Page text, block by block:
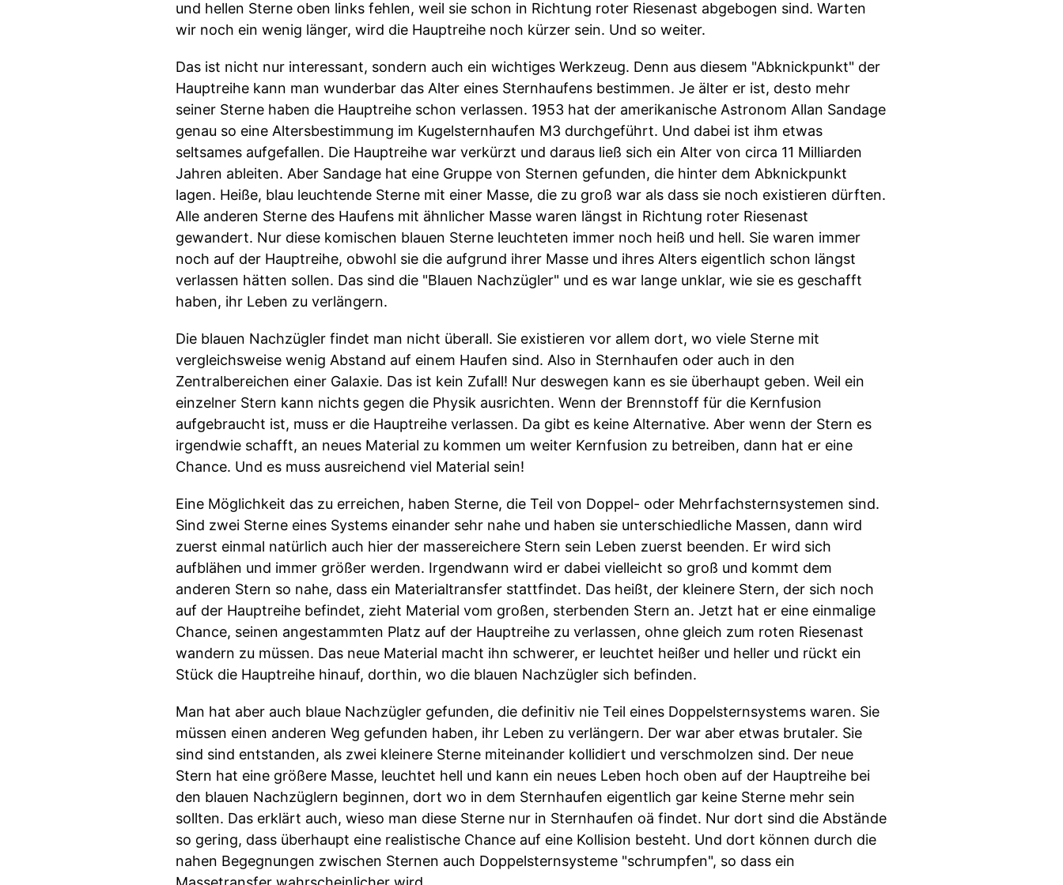
und hellen Sterne oben links fehlen, weil sie schon in Richtung roter Riesenast abgebogen sind. Warten
wir noch ein wenig länger, wird die Hauptreihe noch kürzer sein. Und so weiter.
Das ist nicht nur interessant, sondern auch ein wichtiges Werkzeug. Denn aus diesem "Abknickpunkt" der
Hauptreihe kann man wunderbar das Alter eines Sternhaufens bestimmen. Je älter er ist, desto mehr
seiner Sterne haben die Hauptreihe schon verlassen. 1953 hat der amerikanische Astronom Allan Sandage
genau so eine Altersbestimmung im Kugelsternhaufen M3 durchgeführt. Und dabei ist ihm etwas
seltsames aufgefallen. Die Hauptreihe war verkürzt und daraus ließ sich ein Alter von circa 11 Milliarden
Jahren ableiten. Aber Sandage hat eine Gruppe von Sternen gefunden, die hinter dem Abknickpunkt
lagen. Heiße, blau leuchtende Sterne mit einer Masse, die zu groß war als dass sie noch existieren dürften.
Alle anderen Sterne des Haufens mit ähnlicher Masse waren längst in Richtung roter Riesenast
gewandert. Nur diese komischen blauen Sterne leuchteten immer noch heiß und hell. Sie waren immer
noch auf der Hauptreihe, obwohl sie die aufgrund ihrer Masse und ihres Alters eigentlich schon längst
verlassen hätten sollen. Das sind die "Blauen Nachzügler" und es war lange unklar, wie sie es geschafft
haben, ihr Leben zu verlängern.
Die blauen Nachzügler findet man nicht überall. Sie existieren vor allem dort, wo viele Sterne mit
vergleichsweise wenig Abstand auf einem Haufen sind. Also in Sternhaufen oder auch in den
Zentralbereichen einer Galaxie. Das ist kein Zufall! Nur deswegen kann es sie überhaupt geben. Weil ein
einzelner Stern kann nichts gegen die Physik ausrichten. Wenn der Brennstoff für die Kernfusion
aufgebraucht ist, muss er die Hauptreihe verlassen. Da gibt es keine Alternative. Aber wenn der Stern es
irgendwie schafft, an neues Material zu kommen um weiter Kernfusion zu betreiben, dann hat er eine
Chance. Und es muss ausreichend viel Material sein!
Eine Möglichkeit das zu erreichen, haben Sterne, die Teil von Doppel- oder Mehrfachsternsystemen sind.
Sind zwei Sterne eines Systems einander sehr nahe und haben sie unterschiedliche Massen, dann wird
zuerst einmal natürlich auch hier der massereichere Stern sein Leben zuerst beenden. Er wird sich
aufblähen und immer größer werden. Irgendwann wird er dabei vielleicht so groß und kommt dem
anderen Stern so nahe, dass ein Materialtransfer stattfindet. Das heißt, der kleinere Stern, der sich noch
auf der Hauptreihe befindet, zieht Material vom großen, sterbenden Stern an. Jetzt hat er eine einmalige
Chance, seinen angestammten Platz auf der Hauptreihe zu verlassen, ohne gleich zum roten Riesenast
wandern zu müssen. Das neue Material macht ihn schwerer, er leuchtet heißer und heller und rückt ein
Stück die Hauptreihe hinauf, dorthin, wo die blauen Nachzügler sich befinden.
Man hat aber auch blaue Nachzügler gefunden, die definitiv nie Teil eines Doppelsternsystems waren. Sie
müssen einen anderen Weg gefunden haben, ihr Leben zu verlängern. Der war aber etwas brutaler. Sie
sind sind entstanden, als zwei kleinere Sterne miteinander kollidiert und verschmolzen sind. Der neue
Stern hat eine größere Masse, leuchtet hell und kann ein neues Leben hoch oben auf der Hauptreihe bei
den blauen Nachzüglern beginnen, dort wo in dem Sternhaufen eigentlich gar keine Sterne mehr sein
sollten. Das erklärt auch, wieso man diese Sterne nur in Sternhaufen oä findet. Nur dort sind die Abstände
so gering, dass überhaupt eine realistische Chance auf eine Kollision besteht. Und dort können durch die
nahen Begegnungen zwischen Sternen auch Doppelsternsysteme "schrumpfen", so dass ein